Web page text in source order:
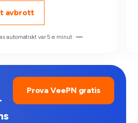
avbrott
automatiskt var 5:e minut ·—
Prova VeePN gratis